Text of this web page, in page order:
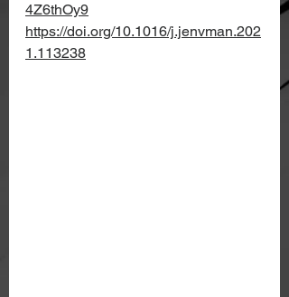
4Z6thOy9
https://doi.org/10.1016/j.jenvman.202
1.113238